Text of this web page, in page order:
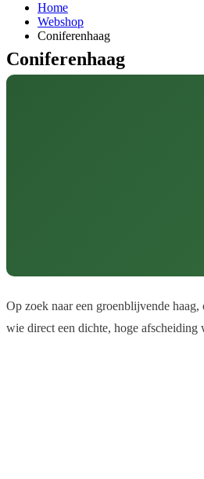
Home
Webshop
Coniferenhaag
Coniferenhaag
Op zoek naar een groenblijvende
wie direct een dichte, hoge